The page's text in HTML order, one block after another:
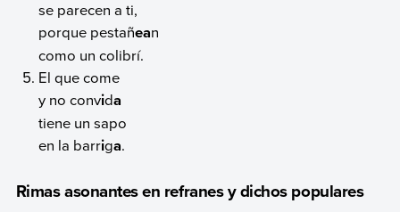
se parecen a ti,
porque pestañean
como un colibrí.
El que come
y no convida
tiene un sapo
en la barriga.
Rimas asonantes en refranes y dichos populares